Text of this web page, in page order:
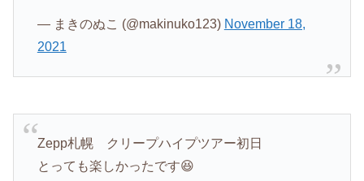
— まきのぬこ (@makinuko123) November 18,
2021
Zepp札幌 クリープハイプツアー初日
とっても楽しかったです😆